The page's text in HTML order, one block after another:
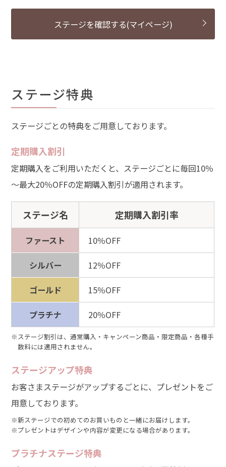
ステージを確認する(マイページ)
ステージ特典
ステージごとの特典をご用意しております。
定期購入割引
定期購入をご利用いただくと、ステージごとに毎回10％
～最大20％OFFの定期購入割引が適用されます。
ステージ名 定期購入割引率
ファースト 10％OFF
シルバー 12％OFF
ゴールド 15％OFF
プラチナ 20％OFF
※ステージ割引は、通常購入・キャンペーン商品・限定商品・各種手
数料には適用されません。
ステージアップ特典
お客さまステージがアップするごとに、プレゼントをご
用意しております。
※新ステージでの初めてのお買いものと一緒にお届けします。
※プレゼントはデザインや内容が変更になる場合があります。
プラチナステージ特典